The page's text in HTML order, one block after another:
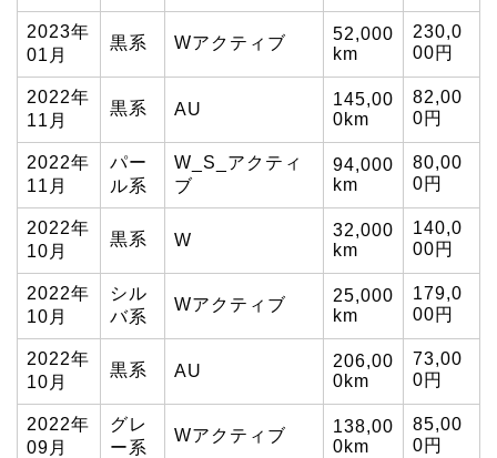
2023年
01月
黒系 Wアクティブ
52,000
km
230,0
00円
2022年
11月
黒系 AU
145,00
0km
82,00
0円
2022年
11月
パー
ル系
W_S_アクティ
ブ
94,000
km
80,00
0円
2022年
10月
黒系 W
32,000
km
140,0
00円
2022年
10月
シル
バ系
Wアクティブ
25,000
km
179,0
00円
2022年
10月
黒系 AU
206,00
0km
73,00
0円
2022年
09月
グレ
ー系
Wアクティブ
138,00
0km
85,00
0円